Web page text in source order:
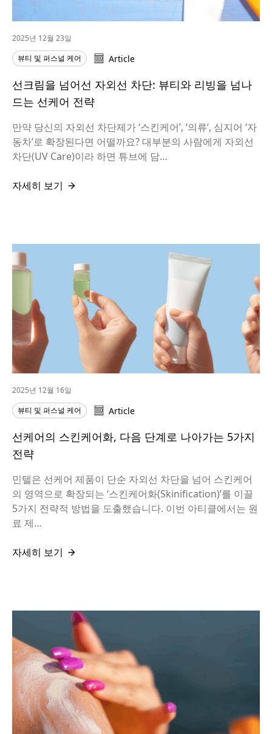
2025년 12월 23일
뷰티 및 퍼스널 케어
Article
선크림을 넘어선 자외선 차단: 뷰티와 리빙을 넘나
드는 선케어 전략
만약 당신의 자외선 차단제가 ‘스킨케어’, ‘의류’, 심지어 ‘자
동차’로 확장된다면 어떨까요? 대부분의 사람에게 자외선
차단(UV Care)이라 하면 튜브에 담…
자세히 보기
2025년 12월 16일
뷰티 및 퍼스널 케어
Article
선케어의 스킨케어화, 다음 단계로 나아가는 5가지
전략
민텔은 선케어 제품이 단순 자외선 차단을 넘어 스킨케어
의 영역으로 확장되는 ‘스킨케어화(Skinification)’를 이끌
5가지 전략적 방법을 도출했습니다. 이번 아티클에서는 원
료 제…
자세히 보기